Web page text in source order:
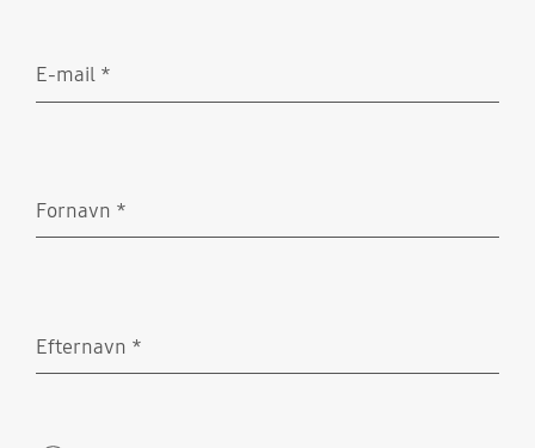
E-mail *
Fornavn *
Efternavn *